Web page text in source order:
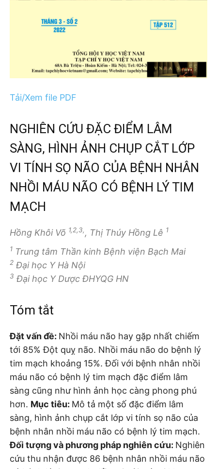
Tải/Xem file PDF
NGHIÊN CỨU ĐẶC ĐIỂM LÂM
SÀNG, HÌNH ẢNH CHỤP CẮT LỚP
VI TÍNH SỌ NÃO CỦA BỆNH NHÂN
NHỒI MÁU NÃO CÓ BỆNH LÝ TIM
MẠCH
Hồng Khôi Võ 1,2,3,, Thị Thúy Hồng Lê 1
1 Trung tâm Thần kinh Bệnh viện Bạch Mai
2 Đại học Y Hà Nội
3 Đại học Y Dược ĐHYQG HN
Tóm tắt
Đặt vấn đề: Nhồi máu não hay gặp nhất chiếm
tới 85% Đột quỵ não. Nhồi máu não do bệnh lý
tim mạch khoảng 15%. Đối với bệnh nhân nhồi
máu não có bệnh lý tim mạch đặc điểm lâm
sàng cũng như hình ảnh học càng phong phú
hơn. Mục tiêu: Mô tả một số đặc điểm lâm
sàng, hình ảnh chụp cắt lớp vi tính sọ não của
bệnh nhân nhồi máu não có bệnh lý tim mạch.
Đối tượng và phương pháp nghiên cứu: Nghiên
cứu thu nhận được 86 bệnh nhân nhồi máu não